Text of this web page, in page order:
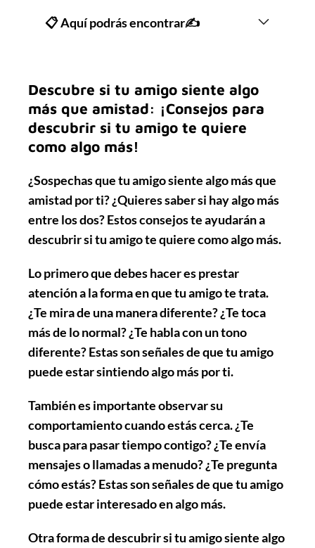
📋 Aquí podrás encontrar✍
Descubre si tu amigo siente algo
más que amistad: ¡Consejos para
descubrir si tu amigo te quiere
como algo más!
¿Sospechas que tu amigo siente algo más que
amistad por ti? ¿Quieres saber si hay algo más
entre los dos? Estos consejos te ayudarán a
descubrir si tu amigo te quiere como algo más.
Lo primero que debes hacer esprestar
atencióna la forma en que tu amigo te trata.
¿Te mira de una manera diferente? ¿Te toca
más de lo normal? ¿Te habla con un tono
diferente? Estas son señales de que tu amigo
puede estar sintiendo algo más por ti.
También es importanteobservar su
comportamientocuando estás cerca. ¿Te
busca para pasar tiempo contigo? ¿Te envía
mensajes o llamadas a menudo? ¿Te pregunta
cómo estás? Estas son señales de que tu amigo
puede estar interesado en algo más.
Otra forma de descubrir si tu amigo siente algo